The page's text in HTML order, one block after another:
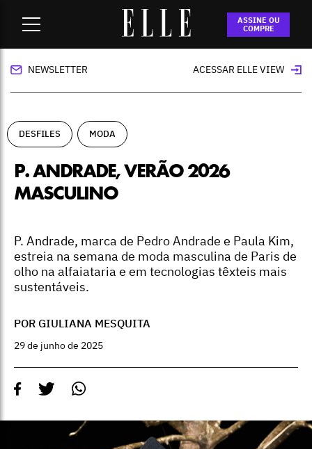
ASSINE OU
COMPRE
P. Andrade, verão 2026 masculino
NEWSLETTER ACESSAR ELLE VIEW
DESFILES MODA
P. ANDRADE, VERÃO 2026
MASCULINO
P. Andrade, marca de Pedro Andrade e Paula Kim,
estreia na semana de moda masculina de Paris de
olho na alfaiataria e em tecnologias têxteis mais
sustentáveis.
POR GIULIANA MESQUITA
29 de junho de 2025